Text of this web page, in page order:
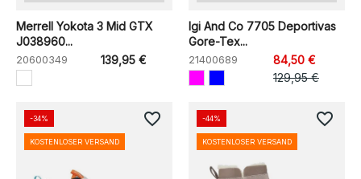
Merrell Yokota 3 Mid GTX
J038960...
20600349 139,95 €
Igi And Co 7705 Deportivas
Gore-Tex...
21400689
84,50 €
129,95 €
-34%
KOSTENLOSER VERSAND
favorite_border -44%
KOSTENLOSER VERSAND
favorite_border